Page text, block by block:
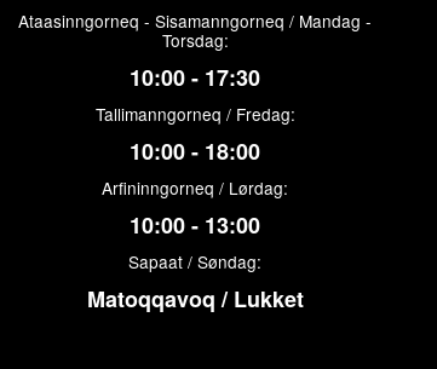
Ataasinngorneq - Sisamanngorneq / Mandag -
Torsdag:
10:00 - 17:30
Tallimanngorneq / Fredag:
10:00 - 18:00
Arfininngorneq / Lørdag:
10:00 - 13:00
Sapaat / Søndag:
Matoqqavoq / Lukket